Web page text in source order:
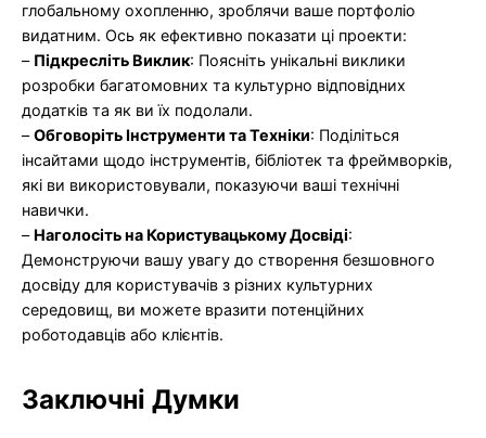
глобальному охопленню, зроблячи ваше портфоліо
видатним. Ось як ефективно показати ці проекти:
– Підкресліть Виклик: Поясніть унікальні виклики
розробки багатомовних та культурно відповідних
додатків та як ви їх подолали.
–Обговоріть Інструменти та Техніки: Поділіться
інсайтами щодо інструментів, бібліотек та фреймворків,
які ви використовували, показуючи ваші технічні
навички.
– Наголосіть на Користувацькому Досвіді:
Демонструючи вашу увагу до створення безшовного
досвіду для користувачів з різних культурних
середовищ, ви можете вразити потенційних
роботодавців або клієнтів.
Заключні Думки